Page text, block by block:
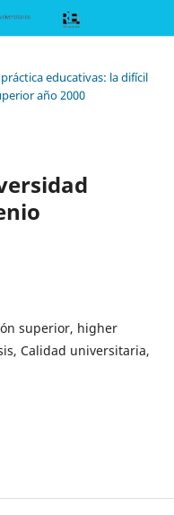
educativas: la difícil
año 2000
superior, higher
Calidad universitaria,